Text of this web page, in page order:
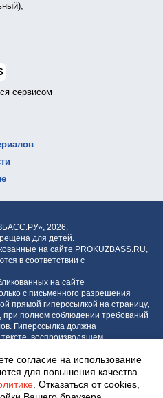
сервисом
2026.
для детей.
на сайте PROKUZBASS.RU,
в соответствии с
на сайте
с письменного разрешения
прямой гиперссылкой на страницу,
при полном соблюдении требований
Гиперссылка должна
воспроизводящем
согласие на использование
для повышения качества
. Отказаться от cookies,